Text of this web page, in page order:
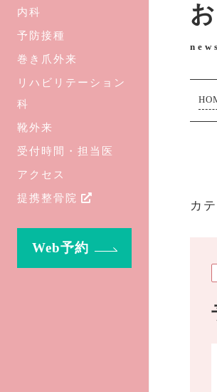
内科
予防接種
巻き爪外来
リハビリテーション
科
靴外来
受付時間・担当医
アクセス
提携整骨院
Web予約
カ